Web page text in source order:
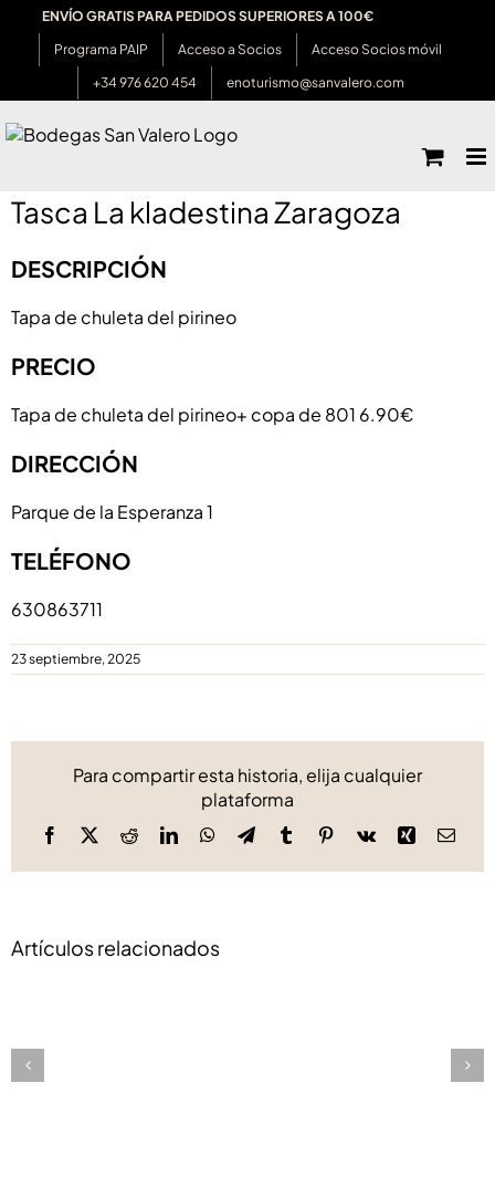
Saltar
contenido
ENVÍO GRATIS PARA PEDIDOS SUPERIORES A 100€
Programa PAIP
Acceso a Socios
Acceso Socios móvil
+34 976 620 454
enoturismo@sanvalero.com
Tasca La kladestina Zaragoza
DESCRIPCIÓN
Tapa de chuleta del pirineo
PRECIO
Tapa de chuleta del pirineo+ copa de 801 6.90€
DIRECCIÓN
Parque de la Esperanza 1
TELÉFONO
630863711
23 septiembre, 2025
Para compartir esta historia, elija cualquier
plataforma
Facebook
X RedditLinkedInWhatsApp
TelegramTumblrPinterest
Vk Xing
Artículos relacionados